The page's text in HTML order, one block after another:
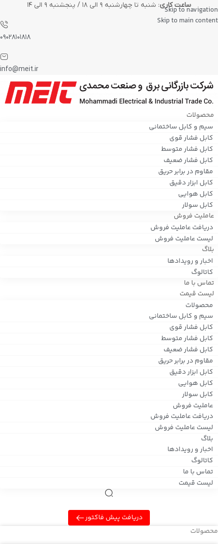
Skip to navigation
Skip to main content
ساعت کاری: شنبه تا چهارشنبه ۹ الی ۱۸ / پنجشنبه ۹ الی ۱۴
۰۹۰۲۸۱۰۱۸۱۸
info@meit.ir
محصولات
سیم و کابل ساختمانی
کابل فشار قوی
کابل فشار متوسط
کابل فشار ضعیف
مقاوم در برابر حریق
کابل ابزار دقیق
کابل هوایی
کابل سولار
عاملیت فروش
دریافت عاملیت فروش
لیست عاملیت فروش
بلاگ
اخبار و رویدادها
کاتالوگ
تماس با ما
لیست قیمت
محصولات
سیم و کابل ساختمانی
کابل فشار قوی
کابل فشار متوسط
کابل فشار ضعیف
مقاوم در برابر حریق
کابل ابزار دقیق
کابل هوایی
کابل سولار
عاملیت فروش
دریافت عاملیت فروش
لیست عاملیت فروش
بلاگ
اخبار و رویدادها
کاتالوگ
تماس با ما
لیست قیمت
دریافت پیش فاکتور
محصولات